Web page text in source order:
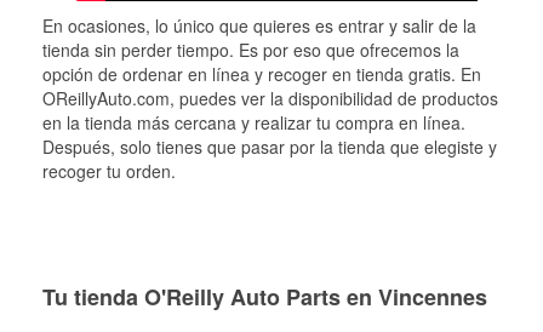
En ocasiones, lo único que quieres es entrar y salir de la
tienda sin perder tiempo. Es por eso que ofrecemos la
opción de ordenar en línea y recoger en tienda gratis. En
OReillyAuto.com, puedes ver la disponibilidad de productos
en la tienda más cercana y realizar tu compra en línea.
Después, solo tienes que pasar por la tienda que elegiste y
recoger tu orden.
Tu tienda O'Reilly Auto Parts en Vincennes